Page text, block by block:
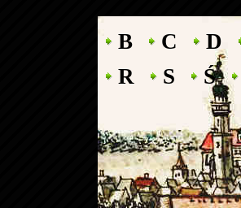
B C D
R
S Ś